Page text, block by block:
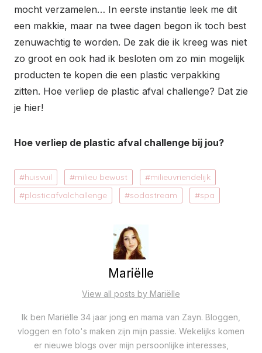
mocht verzamelen… In eerste instantie leek me dit
een makkie, maar na twee dagen begon ik toch best
zenuwachtig te worden. De zak die ik kreeg was niet
zo groot en ook had ik besloten om zo min mogelijk
producten te kopen die een plastic verpakking
zitten. Hoe verliep de plastic afval challenge? Dat zie
je hier!
Hoe verliep de plastic afval challenge bij jou?
huisvuil milieu bewust
milieuvriendelijk
plasticafvalchallenge
sodastream spa
Mariëlle
View all posts by Mariëlle
Ik ben Mariëlle 34 jaar jong en mama van Zayn. Bloggen,
vloggen en foto's maken zijn mijn passie. Wekelijks komen
er nieuwe blogs over mijn persoonlijke interesses,